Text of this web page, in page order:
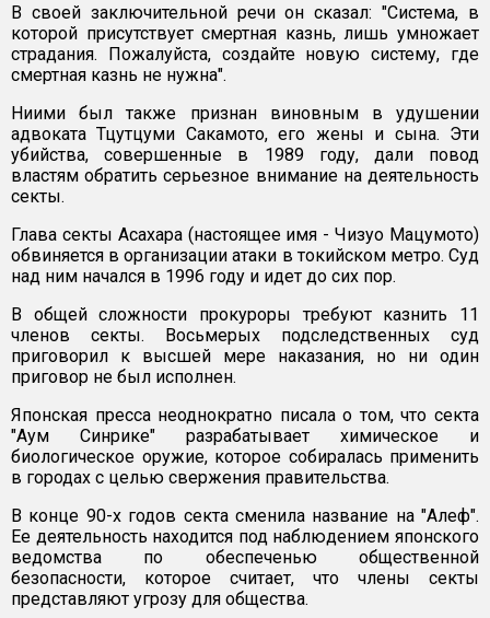
В своей заключительной речи он сказал: "Система, в
которой присутствует смертная казнь, лишь умножает
страдания. Пожалуйста, создайте новую систему, где
смертная казнь не нужна".
Ниими был также признан виновным в удушении
адвоката Тцутцуми Сакамото, его жены и сына. Эти
убийства, совершенные в 1989 году, дали повод
властям обратить серьезное внимание на деятельность
секты.
Глава секты Асахара (настоящее имя - Чизуо Мацумото)
обвиняется в организации атаки в токийском метро. Суд
над ним начался в 1996 году и идет до сих пор.
В общей сложности прокуроры требуют казнить 11
членов секты. Восьмерых подследственных суд
приговорил к высшей мере наказания, но ни один
приговор не был исполнен.
Японская пресса неоднократно писала о том, что секта
"Аум Синрике" разрабатывает химическое и
биологическое оружие, которое собиралась применить
в городах с целью свержения правительства.
В конце 90-х годов секта сменила название на "Алеф".
Ее деятельность находится под наблюдением японского
ведомства по обеспеченью общественной
безопасности, которое считает, что члены секты
представляют угрозу для общества.